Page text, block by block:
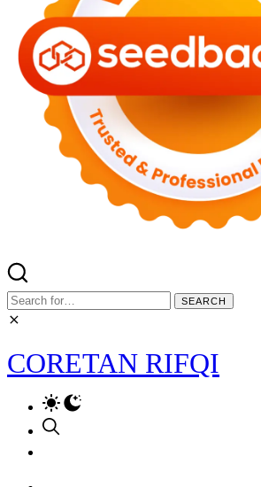
Search
for:
CORETAN RIFQI